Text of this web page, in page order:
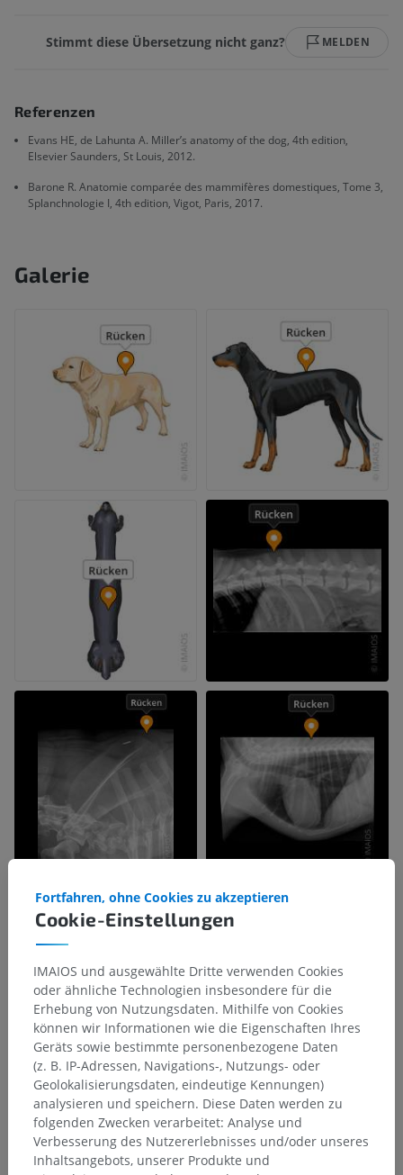
Stimmt diese Übersetzung nicht ganz? MELDEN
Referenzen
Evans HE, de Lahunta A. Miller’s anatomy of the dog, 4th edition,
Elsevier Saunders, St Louis, 2012.
Barone R. Anatomie comparée des mammifères domestiques, Tome 3,
Splanchnologie I, 4th edition, Vigot, Paris, 2017.
Galerie
Cookie-Einstellungen
Fortfahren, ohne Cookies zu akzeptieren
IMAIOS und ausgewählte Dritte verwenden Cookies
oder ähnliche Technologien insbesondere für die
Erhebung von Nutzungsdaten. Mithilfe von Cookies
können wir Informationen wie die Eigenschaften Ihres
Geräts sowie bestimmte personenbezogene Daten
(z. B. IP-Adressen, Navigations-, Nutzungs- oder
Geolokalisierungsdaten, eindeutige Kennungen)
analysieren und speichern. Diese Daten werden zu
folgenden Zwecken verarbeitet: Analyse und
Verbesserung des Nutzererlebnisses und/oder unseres
Inhaltsangebots, unserer Produkte und